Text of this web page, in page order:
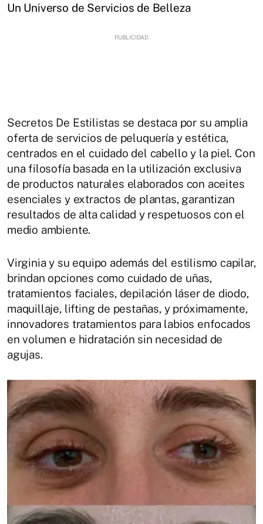
Un Universo de Servicios de Belleza
Secretos De Estilistas se destaca por su amplia
oferta de servicios de peluquería y estética,
centrados en el cuidado del cabello y la piel. Con
una filosofía basada en la utilización exclusiva
de productos naturales elaborados con aceites
esenciales y extractos de plantas, garantizan
resultados de alta calidad y respetuosos con el
medio ambiente.
Virginia y su equipo además del estilismo capilar,
brindan opciones como cuidado de uñas,
tratamientos faciales, depilación láser de diodo,
maquillaje, lifting de pestañas, y próximamente,
innovadores tratamientos para labios enfocados
en volumen e hidratación sin necesidad de
agujas.